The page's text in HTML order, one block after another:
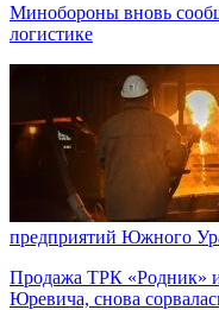
Минобороны вновь
логистике
предприятий Южного
Продажа ТРК «Родник»
Юревича, снова